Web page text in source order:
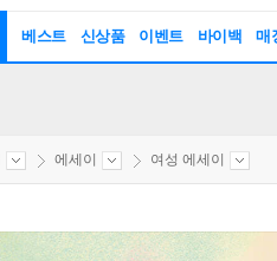
베스트 신상품 이벤트 바이백 매
에세이 여성 에세이